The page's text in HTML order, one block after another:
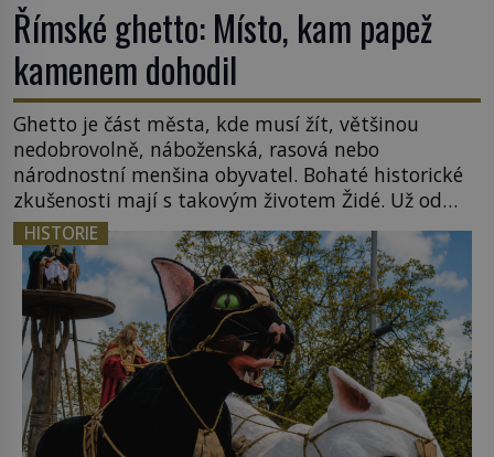
Římské ghetto: Místo, kam papež
kamenem dohodil
Ghetto je část města, kde musí žít, většinou
nedobrovolně, náboženská, rasová nebo
národnostní menšina obyvatel. Bohaté historické
zkušenosti mají s takovým životem Židé. Už od
středověku jsou totiž v každou chvíli nuceni v
nějakém žít. Mezi ty nejslavnější patří i římské
ghetto založené v roce 1555. Pokud jde o vztah
k Židům, nemá se Řím čím chlubit. […]
HISTORIE